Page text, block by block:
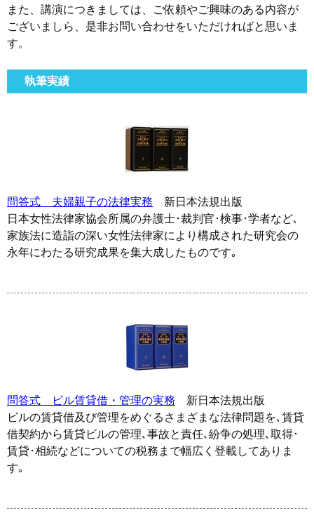
また、講演につきましては、ご依頼やご興味のある内容が
ございましら、是非お問い合わせをいただければと思いま
す。
執筆実績
問答式 夫婦親子の法律実務 新日本法規出版
日本女性法律家協会所属の弁護士･裁判官･検事･学者など､
家族法に造詣の深い女性法律家により構成された研究会の
永年にわたる研究成果を集大成したものです｡
問答式 ビル賃貸借・管理の実務 新日本法規出版
ビルの賃貸借及び管理をめぐるさまざまな法律問題を､賃貸
借契約から賃貸ビルの管理､事故と責任､紛争の処理､取得･
賃貸･相続などについての税務まで幅広く登載してありま
す｡